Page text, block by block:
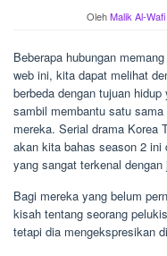
OlehMalik Al-Wafi
Beberapa hubungan
web ini, kita dapat melihat
berbeda dengan tujuan
sambil membantu satu
mereka. Serial drama Korea
akan kita bahas season 2 ini
yang sangat terkenal
Bagi mereka yang belum
kisah tentang seorang
tetapi dia mengekspresikan